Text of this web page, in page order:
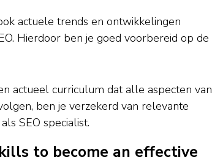
actuele trends en ontwikkelingen
Hierdoor ben je goed voorbereid op de
actueel curriculum dat alle aspecten van
ben je verzekerd van relevante
SEO specialist.
to become an effective